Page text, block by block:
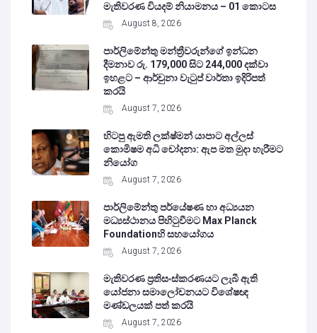
මැතිවරණ වියදම් නියාමනය – 01 කොටස
August 8, 2026
පාර්ලිමේන්තු මන්ත්‍රීවරුන්ගේ ඉන්ධන
දීමනාව රු. 179,000 සිට 244,000 දක්වා
ඉහළට – ආර්චුනා වැටුප් වාර්තා ඉදිරිපත්
කරයි
August 7, 2026
හිටපු ඇමති ලක්ෂ්මන් යාපාට අල්ලස්
කොමිෂම අධි චෝදනා: ඇප මත මුදා හැරීමට
නියෝග
August 7, 2026
පාර්ලිමේන්තු පර්යේෂණ හා අධ්‍යයන
මධ්‍යස්ථානය පිහිටුවීමට Max Planck
Foundationහි සහයෝගය
August 7, 2026
මැතිවරණ ප්‍රතිසංස්කරණයට ලැබී ඇති
යෝජනා සමාලෝචනයට විශේෂඥ
මණ්ඩලයක් පත් කරයි
August 7, 2026